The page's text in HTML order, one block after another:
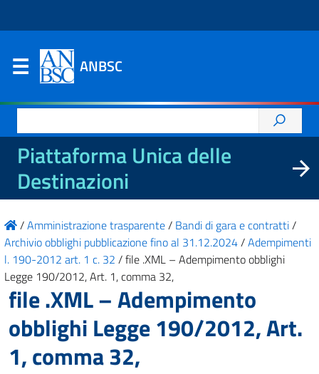
ANBSC
per:
Piattaforma Unica delle
Destinazioni
/Amministrazione trasparente/ Bandi di gara e contratti/
Archivio obblighi pubblicazione fino al 31.12.2024/Adempimenti
l. 190-2012 art. 1 c. 32 /file .XML – Adempimento obblighi
Legge 190/2012, Art. 1, comma 32,
file .XML – Adempimento
obblighi Legge 190/2012, Art.
1, comma 32,